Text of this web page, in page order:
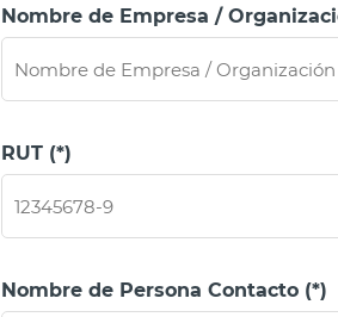
Nombre de Empresa /
RUT (*)
Nombre de Persona Contacto (*)